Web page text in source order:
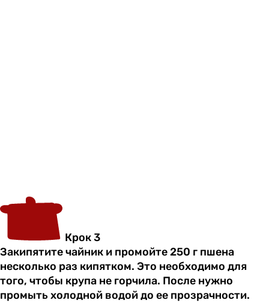
Крок 3
Закипятите чайник и промойте 250 г пшена
несколько раз кипятком. Это необходимо для
того, чтобы крупа не горчила. После нужно
промыть холодной водой до ее прозрачности.